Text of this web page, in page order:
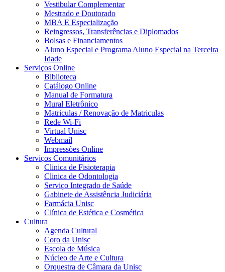
Vestibular Complementar
Mestrado e Doutorado
MBA E Especialização
Reingressos, Transferências e Diplomados
Bolsas e Financiamentos
Aluno Especial e Programa Aluno Especial na Terceira
Idade
Serviços Online
Biblioteca
Catálogo Online
Manual de Formatura
Mural Eletrônico
Matriculas / Renovação de Matriculas
Rede Wi-Fi
Virtual Unisc
Webmail
Impressões Online
Serviços Comunitários
Clinica de Fisioterapia
Clinica de Odontologia
Serviço Integrado de Saúde
Gabinete de Assistência Judiciária
Farmácia Unisc
Clínica de Estética e Cosmética
Cultura
Agenda Cultural
Coro da Unisc
Escola de Música
Núcleo de Arte e Cultura
Orquestra de Câmara da Unisc